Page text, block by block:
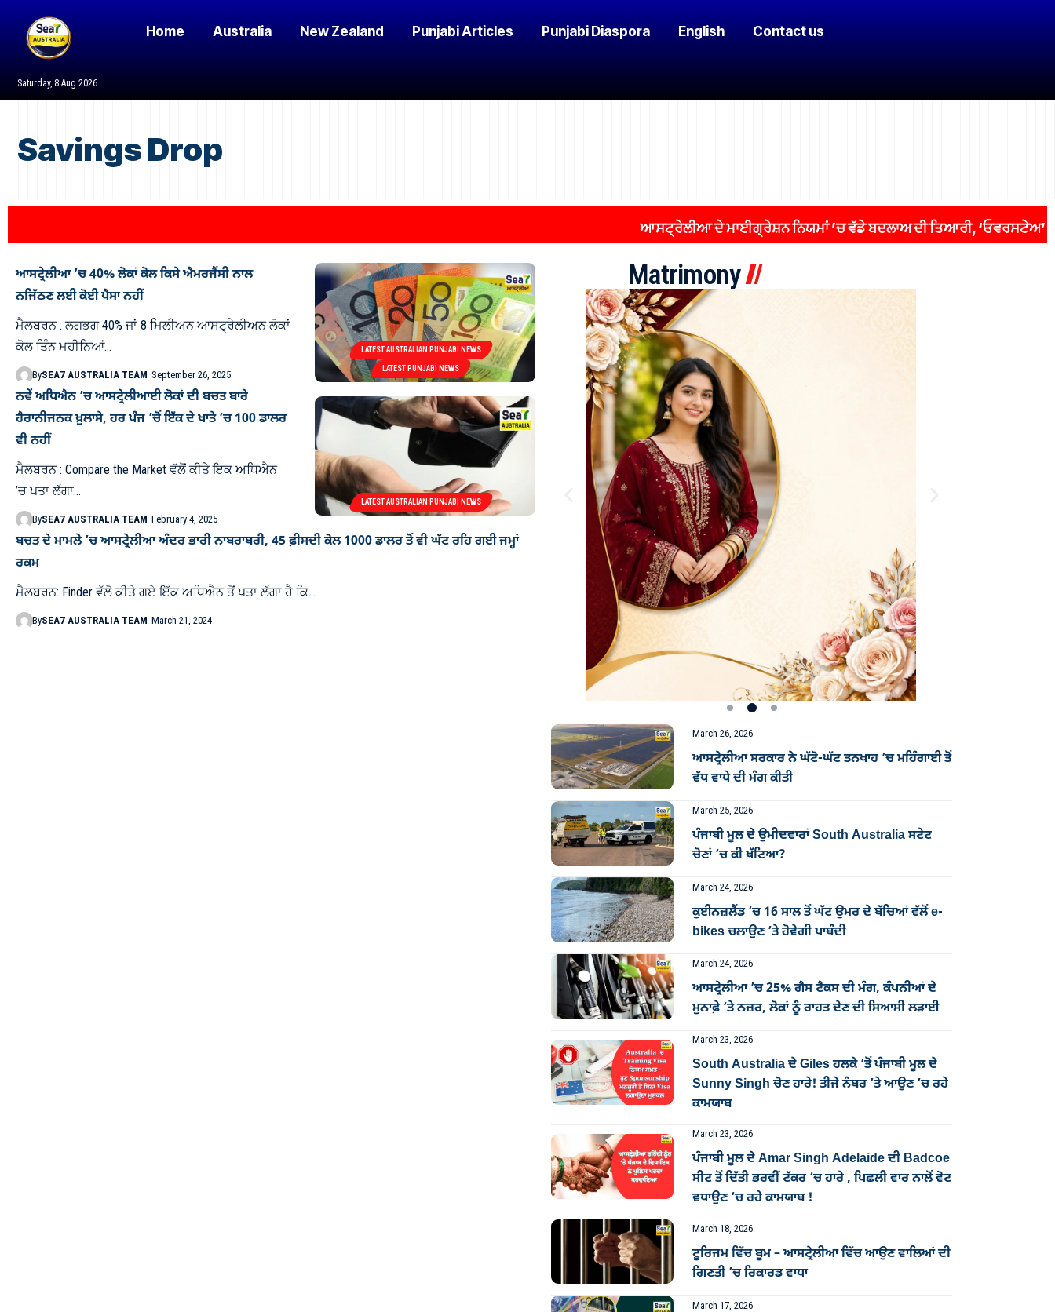
Saturday, 8 Aug 2026
Home Australia New Zealand Punjabi Articles Punjabi Diaspora English Contact us
Savings Drop
ਆਸਟ੍ਰੇਲੀਆ ਦੇ ਮਾਈਗ੍ਰੇਸ਼ਨ ਨਿਯਮਾਂ ’ਚ ਵੱਡੇ ਬਦਲਾਅ ਦੀ ਤਿਆਰੀ, ‘ਓਵਰਸਟੇਅ’ ਵਾਲਿਆਂ
LATEST AUSTRALIAN PUNJABI NEWS
LATEST PUNJABI NEWS
ਆਸਟ੍ਰੇਲੀਆ ’ਚ 40% ਲੋਕਾਂ ਕੋਲ ਕਿਸੇ ਐਮਰਜੈਂਸੀ ਨਾਲ
ਨਜਿੱਠਣ ਲਈ ਕੋਈ ਪੈਸਾ ਨਹੀਂ
ਮੈਲਬਰਨ : ਲਗਭਗ 40% ਜਾਂ 8 ਮਿਲੀਅਨ ਆਸਟ੍ਰੇਲੀਅਨ ਲੋਕਾਂ
ਕੋਲ ਤਿੰਨ ਮਹੀਨਿਆਂ…
BySEA7 AUSTRALIA TEAM September 26, 2025
LATEST AUSTRALIAN PUNJABI NEWS
ਨਵੇਂ ਅਧਿਐਨ ’ਚ ਆਸਟ੍ਰੇਲੀਆਈ ਲੋਕਾਂ ਦੀ ਬਚਤ ਬਾਰੇ
ਹੈਰਾਨੀਜਨਕ ਖ਼ੁਲਾਸੇ, ਹਰ ਪੰਜ ’ਚੋਂ ਇੱਕ ਦੇ ਖਾਤੇ ’ਚ 100 ਡਾਲਰ
ਵੀ ਨਹੀਂ
ਮੈਲਬਰਨ : Compare the Market ਵੱਲੋਂ ਕੀਤੇ ਇਕ ਅਧਿਐਨ
’ਚ ਪਤਾ ਲੱਗਾ…
BySEA7 AUSTRALIA TEAM February 4, 2025
ਬਚਤ ਦੇ ਮਾਮਲੇ ’ਚ ਆਸਟ੍ਰੇਲੀਆ ਅੰਦਰ ਭਾਰੀ ਨਾਬਰਾਬਰੀ, 45 ਫ਼ੀਸਦੀ ਕੋਲ 1000 ਡਾਲਰ ਤੋਂ ਵੀ ਘੱਟ ਰਹਿ ਗਈ ਜਮ੍ਹਾਂ
ਰਕਮ
ਮੈਲਬਰਨ: Finder ਵੱਲੋ ਕੀਤੇ ਗਏ ਇੱਕ ਅਧਿਐਨ ਤੋਂ ਪਤਾ ਲੱਗਾ ਹੈ ਕਿ…
BySEA7 AUSTRALIA TEAM March 21, 2024
Matrimony
March 26, 2026
ਆਸਟ੍ਰੇਲੀਆ ਸਰਕਾਰ ਨੇ ਘੱਟੋ-ਘੱਟ ਤਨਖਾਹ ’ਚ ਮਹਿੰਗਾਈ ਤੋਂ
ਵੱਧ ਵਾਧੇ ਦੀ ਮੰਗ ਕੀਤੀ
March 25, 2026
ਪੰਜਾਬੀ ਮੂਲ ਦੇ ਉਮੀਦਵਾਰਾਂ South Australia ਸਟੇਟ
ਚੋਣਾਂ ’ਚ ਕੀ ਖੱਟਿਆ?
March 24, 2026
ਕੁਈਨਜ਼ਲੈਂਡ ’ਚ 16 ਸਾਲ ਤੋਂ ਘੱਟ ਉਮਰ ਦੇ ਬੱਚਿਆਂ ਵੱਲੋਂ e-
bikes ਚਲਾਉਣ ’ਤੇ ਹੋਵੇਗੀ ਪਾਬੰਦੀ
March 24, 2026
ਆਸਟ੍ਰੇਲੀਆ ’ਚ 25% ਗੈਸ ਟੈਕਸ ਦੀ ਮੰਗ, ਕੰਪਨੀਆਂ ਦੇ
ਮੁਨਾਫ਼ੇ ’ਤੇ ਨਜ਼ਰ, ਲੋਕਾਂ ਨੂੰ ਰਾਹਤ ਦੇਣ ਦੀ ਸਿਆਸੀ ਲੜਾਈ
March 23, 2026
South Australia ਦੇ Giles ਹਲਕੇ ’ਤੋਂ ਪੰਜਾਬੀ ਮੂਲ ਦੇ
Sunny Singh ਚੋਣ ਹਾਰੇ! ਤੀਜੇ ਨੰਬਰ ’ਤੇ ਆਉਣ ’ਚ ਰਹੇ
ਕਾਮਯਾਬ
March 23, 2026
ਪੰਜਾਬੀ ਮੂਲ ਦੇ Amar Singh Adelaide ਦੀ Badcoe
ਸੀਟ ਤੋਂ ਦਿੱਤੀ ਭਰਵੀਂ ਟੱਕਰ ‘ਚ ਹਾਰੇ , ਪਿਛਲੀ ਵਾਰ ਨਾਲੋਂ ਵੋਟ
ਵਧਾਉਣ ‘ਚ ਰਹੇ ਕਾਮਯਾਬ !
March 18, 2026
ਟੂਰਿਜਮ ਵਿੱਚ ਬੂਮ – ਆਸਟ੍ਰੇਲੀਆ ਵਿੱਚ ਆਉਣ ਵਾਲਿਆਂ ਦੀ
ਗਿਣਤੀ ’ਚ ਰਿਕਾਰਡ ਵਾਧਾ
March 17, 2026